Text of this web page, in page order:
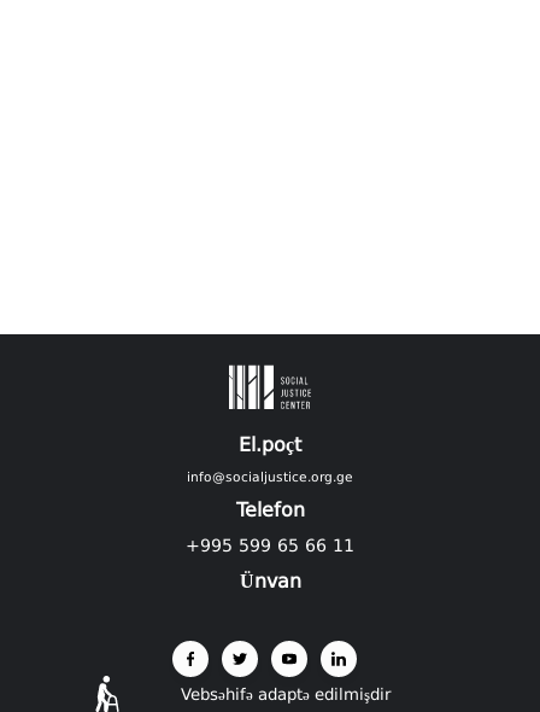
El.poçt
info@socialjustice.org.ge
Telefon
+995 599 65 66 11
Ünvan
Vebsəhifə adaptə edilmişdir